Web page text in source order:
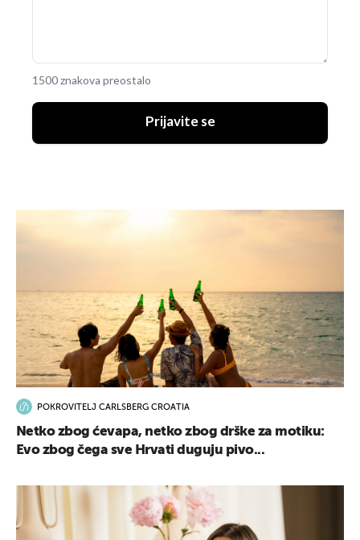
1500 znakova preostalo
Prijavite se
POKROVITELJ CARLSBERG CROATIA
Netko zbog ćevapa, netko zbog drške za motiku:
Evo zbog čega sve Hrvati duguju pivo...